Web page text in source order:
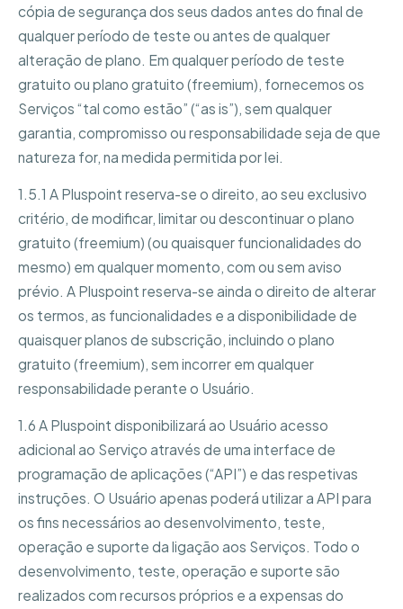
cópia de segurança dos seus dados antes do final de
qualquer período de teste ou antes de qualquer
alteração de plano. Em qualquer período de teste
gratuito ou plano gratuito (freemium), fornecemos os
Serviços “tal como estão” (“as is”), sem qualquer
garantia, compromisso ou responsabilidade seja de que
natureza for, na medida permitida por lei.
1.5.1 A Pluspoint reserva-se o direito, ao seu exclusivo
critério, de modificar, limitar ou descontinuar o plano
gratuito (freemium) (ou quaisquer funcionalidades do
mesmo) em qualquer momento, com ou sem aviso
prévio. A Pluspoint reserva-se ainda o direito de alterar
os termos, as funcionalidades e a disponibilidade de
quaisquer planos de subscrição, incluindo o plano
gratuito (freemium), sem incorrer em qualquer
responsabilidade perante o Usuário.
1.6 A Pluspoint disponibilizará ao Usuário acesso
adicional ao Serviço através de uma interface de
programação de aplicações (“API”) e das respetivas
instruções. O Usuário apenas poderá utilizar a API para
os fins necessários ao desenvolvimento, teste,
operação e suporte da ligação aos Serviços. Todo o
desenvolvimento, teste, operação e suporte são
realizados com recursos próprios e a expensas do